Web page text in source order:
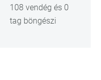
108 vendég és 0
tag böngészi